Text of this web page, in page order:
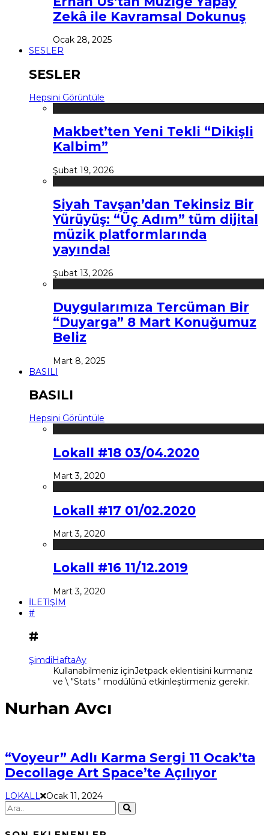
Zekâ ile Kavramsal Dokunuş
Ocak 28, 2025
SESLER
SESLER
Hepsini Görüntüle
Makbet’ten Yeni Tekli “Dikişli
Kalbim”
Şubat 19, 2026
Siyah Tavşan’dan Tekinsiz Bir
Yürüyüş: “Üç Adım” tüm dijital
müzik platformlarında
yayında!
Şubat 13, 2026
Duygularımıza Tercüman Bir
“Duyarga” 8 Mart Konuğumuz
Beliz
Mart 8, 2025
BASILI
BASILI
Hepsini Görüntüle
Lokall #18 03/04.2020
Mart 3, 2020
Lokall #17 01/02.2020
Mart 3, 2020
Lokall #16 11/12.2019
Mart 3, 2020
İLETİŞİM
#
#
ŞimdiHaftaAy
Kullanabilmeniz içinJetpack eklentisini kurmanız
ve \ "Stats " modülünü etkinleştirmeniz gerekir.
Nurhan Avcı
“Voyeur” Adlı Karma Sergi 11 Ocak’ta
Decollage Art Space’te Açılıyor
LOKALL Ocak 11, 2024